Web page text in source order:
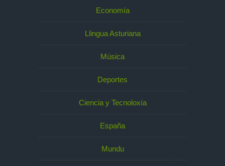
Economía
Llingua Asturiana
Música
Deportes
Ciencia y Tecnoloxía
España
Mundu